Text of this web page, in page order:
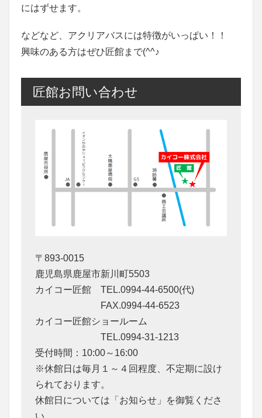
にはずせます。
などなど、アクリアバスには特徴がいっぱい！！
興味のある方はぜひ匠館まで(^^♪
匠館お問い合わせ
〒893-0015
鹿児島県鹿屋市新川町5503
カイコー匠館 TEL.0994-44-6500(代)
FAX.0994-44-6523
カイコー匠館ショールーム
TEL.0994-31-1213
受付時間：10:00～16:00
※休館日は毎月１～４回程度、不定期に設け
られております。
休館日については「お知らせ」を御覧くださ
い。